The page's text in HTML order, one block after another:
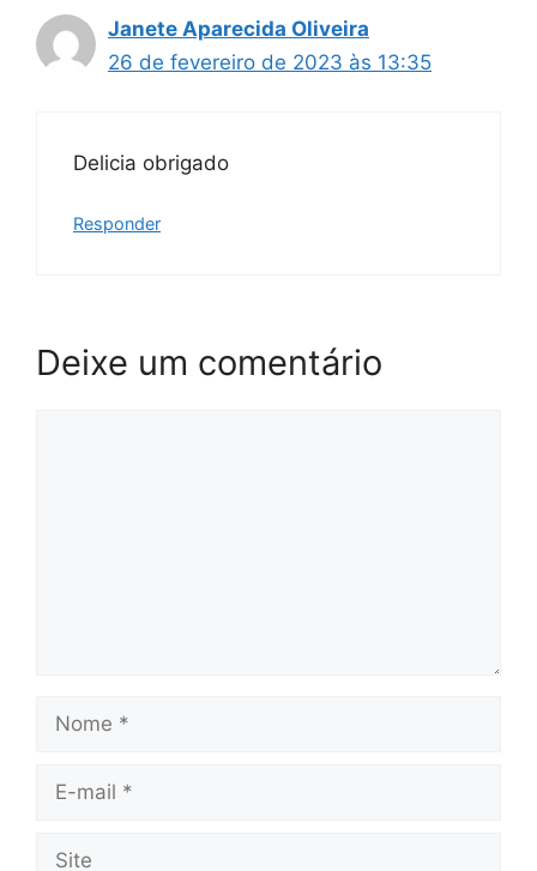
Janete Aparecida Oliveira
26 de fevereiro de 2023 às 13:35
Delicia obrigado
Responder
Deixe um comentário
mail